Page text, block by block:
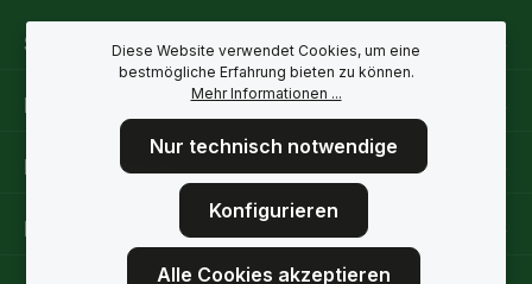
Service-Hotline
Rechtliche Hinweise
Informationen
Folge uns
Diese Website verwendet Cookies, um eine
bestmögliche Erfahrung bieten zu können.
Mehr Informationen ...
Nur technisch notwendige
Konfigurieren
Alle Cookies akzeptieren